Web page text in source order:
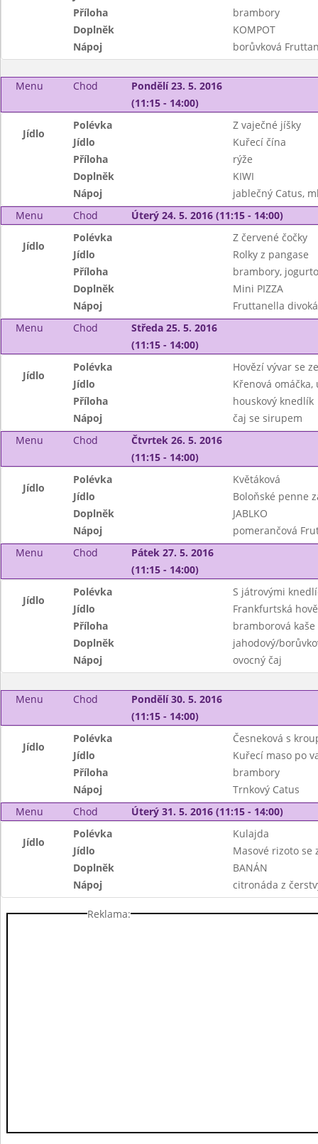
Příloha
brambory
Doplněk
KOMPOT
Nápoj
borůvková
Menu Chod
Pondělí 23. 5. 2016
(11:15 - 14:00)
Jídlo
Polévka
Z vaječné jíšky
Jídlo
Kuřecí čína
Příloha
rýže
Doplněk
KIWI
Nápoj
jablečný Catus,
Menu
Chod Úterý 24. 5. 2016 (11:15 - 14:00)
Jídlo
Polévka
Z červené čočky
Jídlo
Rolky z pangase
Příloha
brambory,
Doplněk
Mini PIZZA
Nápoj
Fruttanella
Menu
Chod
Středa 25. 5. 2016
(11:15 - 14:00)
Jídlo
Polévka
Hovězí vývar se
Jídlo
Křenová omáčka,
Příloha
houskový knedlík
Nápoj
čaj se sirupem
Menu
Chod
Čtvrtek 26. 5. 2016
(11:15 - 14:00)
Jídlo
Polévka
Květáková
Jídlo
Boloňské penne
Doplněk
JABLKO
Nápoj
pomerančová
Menu
Chod
Pátek 27. 5. 2016
(11:15 - 14:00)
Jídlo
Polévka
S játrovými
Jídlo
Frankfurtská
Příloha
bramborová kaše
Doplněk
jahodový/
Nápoj
ovocný čaj
Menu Chod
Pondělí 30. 5. 2016
(11:15 - 14:00)
Jídlo
Polévka
Česneková s
Jídlo
Kuřecí maso po
Příloha
brambory
Nápoj
Trnkový Catus
Menu
Chod Úterý 31. 5. 2016 (11:15 - 14:00)
Jídlo
Polévka
Kulajda
Jídlo
Masové rizoto se
Doplněk
BANÁN
Nápoj
citronáda z
Reklama: